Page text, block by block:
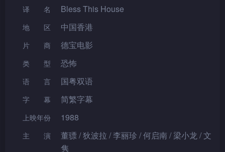
译名 Bless This House
地区 中国香港
片 商 德宝电影
类型 恐怖
语言 国粤双语
字幕 简繁字幕
上映年份 1988
主演
董骠 / 狄波拉 / 李丽珍 / 何启南 / 梁小龙 / 文
隽